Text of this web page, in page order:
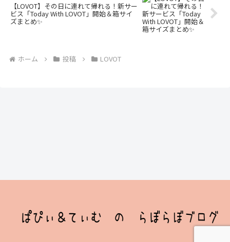
【LOVOT】その日に連れて帰れる！新サー
ビス「Today With LOVOT」開始＆箱サイ
ズまとめ✨
ホーム 投稿 LOVOT